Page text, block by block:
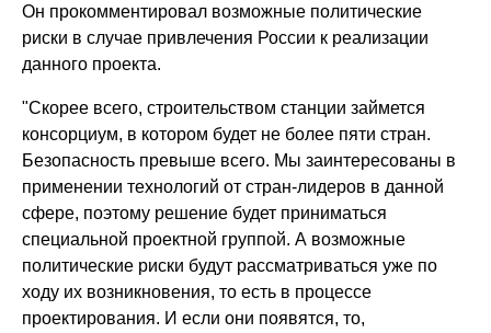
Он прокомментировал возможные политические
риски в случае привлечения России к реализации
данного проекта.
"Скорее всего, строительством станции займется
консорциум, в котором будет не более пяти стран.
Безопасность превыше всего. Мы заинтересованы в
применении технологий от стран-лидеров в данной
сфере, поэтому решение будет приниматься
специальной проектной группой. А возможные
политические риски будут рассматриваться уже по
ходу их возникновения, то есть в процессе
проектирования. И если они появятся, то,